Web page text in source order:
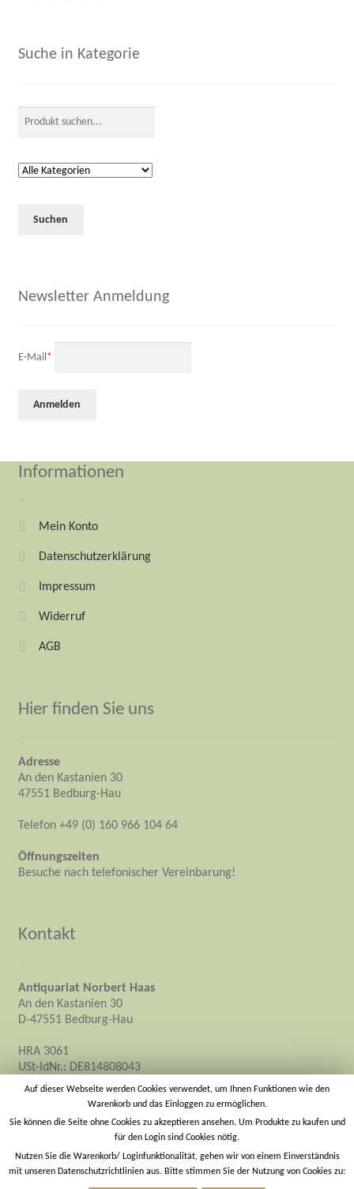
Suche in Kategorie
Newsletter Anmeldung
E-Mail *
Informationen
Mein Konto
Datenschutzerklärung
Impressum
Widerruf
AGB
Hier finden Sie uns
Adresse
An den Kastanien 30
47551 Bedburg-Hau
Telefon +49 (0) 160 966 104 64
Öffnungszeiten
Besuche nach telefonischer Vereinbarung!
Kontakt
Antiquariat Norbert Haas
An den Kastanien 30
D-47551 Bedburg-Hau
HRA 3061
USt-IdNr.: DE814808043
Inhaber: Norbert Haas
Auf dieser Webseite werden Cookies verwendet, um Ihnen Funktionen wie den
Warenkorb und das Einloggen zu ermöglichen.
Sie können die Seite ohne Cookies zu akzeptieren ansehen. Um Produkte zu kaufen und
für den Login sind Cookies nötig.
Nutzen Sie die Warenkorb/ Loginfunktionalität, gehen wir von einem Einverständnis
mit unseren Datenschutzrichtlinien aus. Bitte stimmen Sie der Nutzung von Cookies zu: